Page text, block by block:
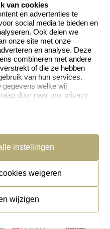
Klantenservice:
Contact opnemen
Veelgestelde vragen
Retourneren
disclaimer
Cookies resetten
van cookies
en advertenties te
social media te bieden en
Ook delen we
onze site met onze
en analyse. Deze
combineren met andere
of die ze hebben
van hun services.
gegevens welke wij
door naar ons privacy
instellingen
weigeren
wijzigen